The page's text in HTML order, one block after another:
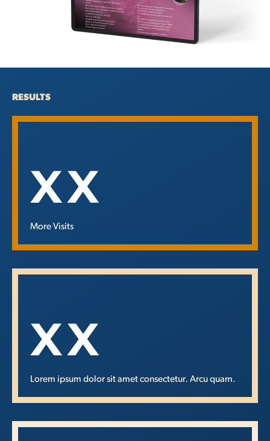
RESULTS
XX
More Visits
XX
Lorem ipsum dolor sit amet consectetur. Arcu quam.